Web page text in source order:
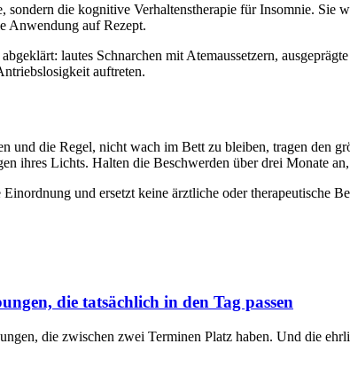
sondern die kognitive Verhaltenstherapie für Insomnie.
Anwendung auf Rezept.
lautes Schnarchen mit Atemaussetzern,
auftreten.
und die Regel, nicht wach im Bett zu bleiben, tragen den
ihres Lichts. Halten die Beschwerden über drei Monate
und ersetzt keine ärztliche oder therapeutische
die tatsächlich in den Tag passen
die zwischen zwei Terminen Platz haben. Und die